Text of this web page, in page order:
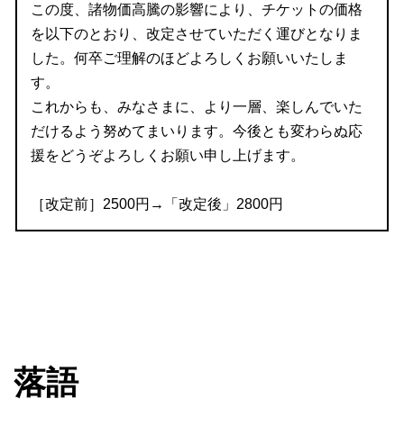
この度、諸物価高騰の影響により、チケットの価格
を以下のとおり、改定させていただく運びとなりま
した。何卒ご理解のほどよろしくお願いいたしま
す。
これからも、みなさまに、より一層、楽しんでいた
だけるよう努めてまいります。今後とも変わらぬ応
援をどうぞよろしくお願い申し上げます。
［改定前］2500円→「改定後」2800円
落語